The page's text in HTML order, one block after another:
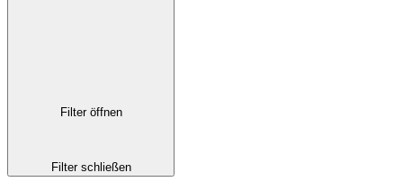
Filter öffnen
Filter schließen